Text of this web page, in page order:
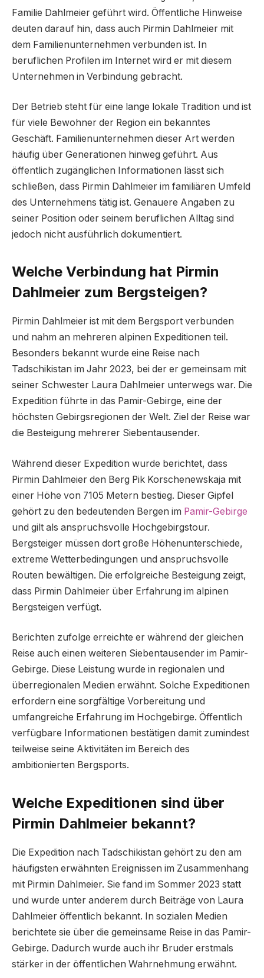
Familie Dahlmeier geführt wird. Öffentliche Hinweise
deuten darauf hin, dass auch Pirmin Dahlmeier mit
dem Familienunternehmen verbunden ist. In
beruflichen Profilen im Internet wird er mit diesem
Unternehmen in Verbindung gebracht.
Der Betrieb steht für eine lange lokale Tradition und ist
für viele Bewohner der Region ein bekanntes
Geschäft. Familienunternehmen dieser Art werden
häufig über Generationen hinweg geführt. Aus
öffentlich zugänglichen Informationen lässt sich
schließen, dass Pirmin Dahlmeier im familiären Umfeld
des Unternehmens tätig ist. Genauere Angaben zu
seiner Position oder seinem beruflichen Alltag sind
jedoch nicht ausführlich dokumentiert.
Welche Verbindung hat Pirmin
Dahlmeier zum Bergsteigen?
Pirmin Dahlmeier ist mit dem Bergsport verbunden
und nahm an mehreren alpinen Expeditionen teil.
Besonders bekannt wurde eine Reise nach
Tadschikistan im Jahr 2023, bei der er gemeinsam mit
seiner Schwester Laura Dahlmeier unterwegs war. Die
Expedition führte in das Pamir-Gebirge, eine der
höchsten Gebirgsregionen der Welt. Ziel der Reise war
die Besteigung mehrerer Siebentausender.
Während dieser Expedition wurde berichtet, dass
Pirmin Dahlmeier den Berg Pik Korschenewskaja mit
einer Höhe von 7105 Metern bestieg. Dieser Gipfel
gehört zu den bedeutenden Bergen im Pamir-Gebirge
und gilt als anspruchsvolle Hochgebirgstour.
Bergsteiger müssen dort große Höhenunterschiede,
extreme Wetterbedingungen und anspruchsvolle
Routen bewältigen. Die erfolgreiche Besteigung zeigt,
dass Pirmin Dahlmeier über Erfahrung im alpinen
Bergsteigen verfügt.
Berichten zufolge erreichte er während der gleichen
Reise auch einen weiteren Siebentausender im Pamir-
Gebirge. Diese Leistung wurde in regionalen und
überregionalen Medien erwähnt. Solche Expeditionen
erfordern eine sorgfältige Vorbereitung und
umfangreiche Erfahrung im Hochgebirge. Öffentlich
verfügbare Informationen bestätigen damit zumindest
teilweise seine Aktivitäten im Bereich des
ambitionierten Bergsports.
Welche Expeditionen sind über
Pirmin Dahlmeier bekannt?
Die Expedition nach Tadschikistan gehört zu den am
häufigsten erwähnten Ereignissen im Zusammenhang
mit Pirmin Dahlmeier. Sie fand im Sommer 2023 statt
und wurde unter anderem durch Beiträge von Laura
Dahlmeier öffentlich bekannt. In sozialen Medien
berichtete sie über die gemeinsame Reise in das Pamir-
Gebirge. Dadurch wurde auch ihr Bruder erstmals
stärker in der öffentlichen Wahrnehmung erwähnt.